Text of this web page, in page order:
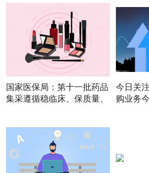
国家医保局：第十一批药品
集采遵循稳临床、保质量、
今日关
购业务